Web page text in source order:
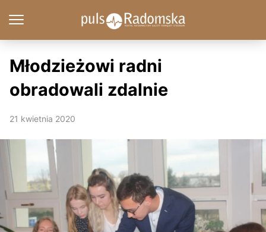
Młodzieżowi radni
obradowali zdalnie
21 kwietnia 2020